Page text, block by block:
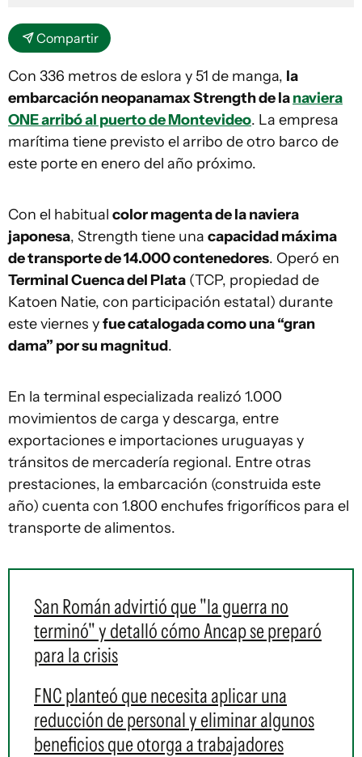
Compartir
Con 336 metros de eslora y 51 de manga, la
embarcación neopanamax Strength de lanaviera
ONE arribó al puerto de Montevideo. La empresa
marítima tiene previsto el arribo de otro barco de
este porte en enero del año próximo.
Con el habitual color magenta de la naviera
japonesa, Strength tiene una capacidad máxima
de transporte de 14.000 contenedores. Operó en
Terminal Cuenca del Plata (TCP, propiedad de
Katoen Natie, con participación estatal) durante
este viernes yfue catalogada como una “gran
dama” por su magnitud.
En la terminal especializada realizó 1.000
movimientos de carga y descarga, entre
exportaciones e importaciones uruguayas y
tránsitos de mercadería regional. Entre otras
prestaciones, la embarcación (construida este
año) cuenta con 1.800 enchufes frigoríficos para el
transporte de alimentos.
San Román advirtió que "la guerra no
terminó" y detalló cómo Ancap se preparó
para la crisis
FNC planteó que necesita aplicar una
reducción de personal y eliminar algunos
beneficios que otorga a trabajadores